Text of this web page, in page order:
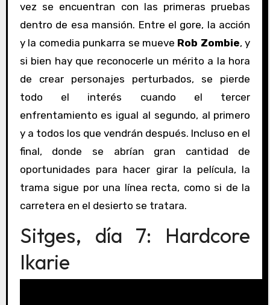
vez se encuentran con las primeras pruebas
dentro de esa mansión. Entre el gore, la acción
y la comedia punkarra se mueve Rob Zombie, y
si bien hay que reconocerle un mérito a la hora
de crear personajes perturbados, se pierde
todo el interés cuando el tercer
enfrentamiento es igual al segundo, al primero
y a todos los que vendrán después. Incluso en el
final, donde se abrían gran cantidad de
oportunidades para hacer girar la película, la
trama sigue por una línea recta, como si de la
carretera en el desierto se tratara.
Sitges, día 7: Hardcore
Ikarie